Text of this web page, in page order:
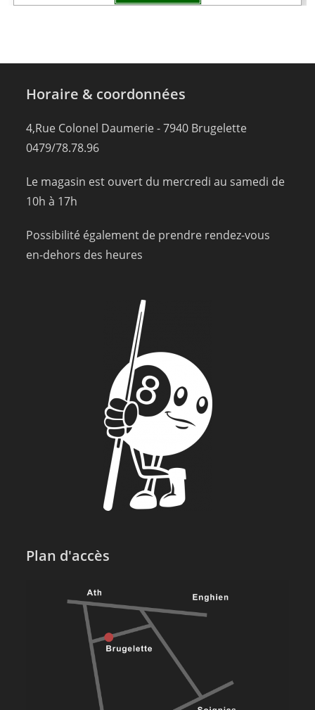
Horaire & coordonnées
4,Rue Colonel Daumerie - 7940 Brugelette
0479/78.78.96
Le magasin est ouvert du mercredi au samedi de
10h à 17h
Possibilité également de prendre rendez-vous
en-dehors des heures
Plan d'accès